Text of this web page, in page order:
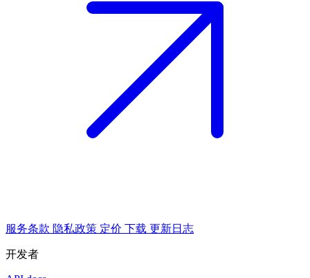
服务条款 隐私政策 定价 下载 更新日志
开发者